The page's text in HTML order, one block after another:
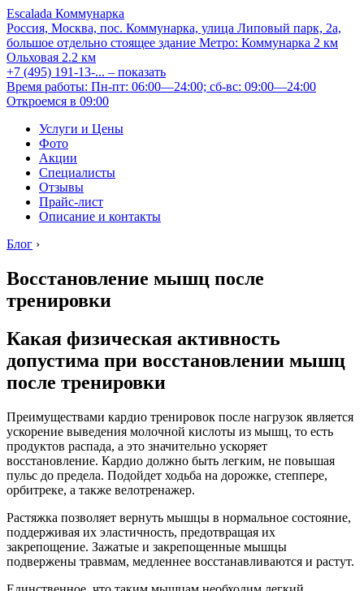
Escalada Коммунарка
Россия, Москва, пос. Коммунарка, улица Липовый парк, 2а,
большое отдельно стоящее здание Метро: Коммунарка 2 км
Ольховая 2.2 км
+7 (495) 191-13-... – показать
Время работы: Пн-пт: 06:00—24:00; сб-вс: 09:00—24:00
Откроемся в 09:00
Услуги и Цены
Фото
Акции
Специалисты
Отзывы
Прайс-лист
Описание и контакты
Блог ›
Восстановление мышц после
тренировки
Какая физическая активность
допустима при восстановлении мышц
после тренировки
Преимуществами кардио тренировок после нагрузок является
ускорение выведения молочной кислоты из мышц, то есть
продуктов распада, а это значительно ускоряет
восстановление. Кардио должно быть легким, не повышая
пульс до предела. Подойдет ходьба на дорожке, степпере,
орбитреке, а также велотренажер.
Растяжка позволяет вернуть мышцы в нормальное состояние,
поддерживая их эластичность, предотвращая их
закрепощение. Зажатые и закрепощенные мышцы
подвержены травмам, медленнее восстанавливаются и растут.